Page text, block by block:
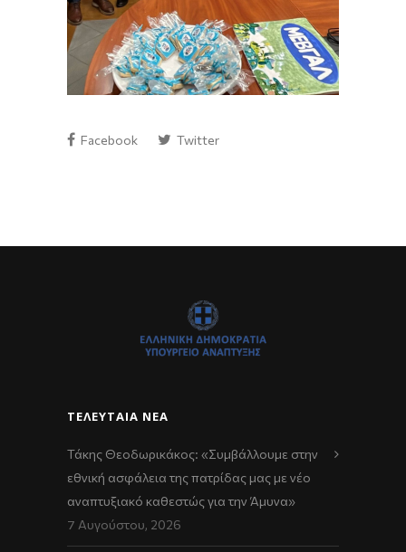
Facebook Twitter
ΤΕΛΕΥΤΑΊΑ ΝΈΑ
Τάκης Θεοδωρικάκος: «Συμβάλλουμε στην
εθνική ασφάλεια της πατρίδας μας με νέο
αναπτυξιακό καθεστώς για την Άμυνα»
7 Αυγούστου, 2026